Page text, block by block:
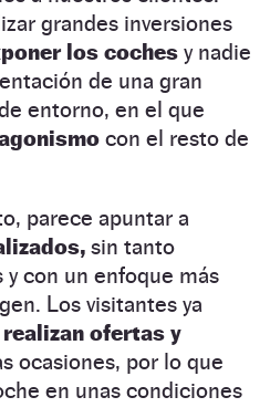
grandes inversiones
los coches y nadie
de una gran
entorno, en el que
con el resto de
parece apuntar a
sin tanto
con un enfoque más
Los visitantes ya
realizan ofertas y
ocasiones, por lo que
en unas condiciones